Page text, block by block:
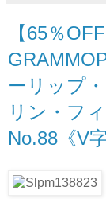
【65％
ーリップ
リン・フ
No.88《V